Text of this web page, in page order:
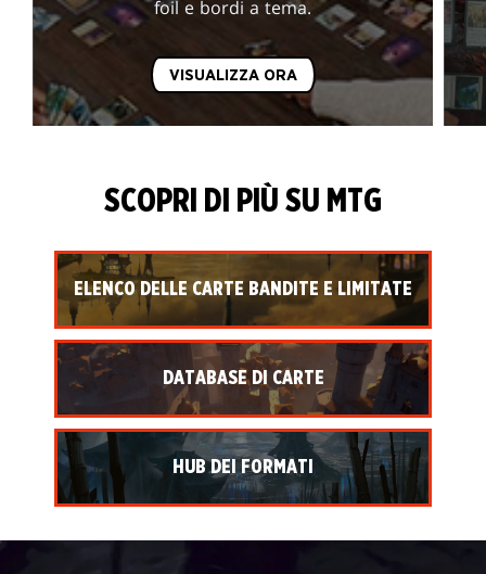
foil e bordi a tema.
VISUALIZZA ORA
SCOPRI DI PIÙ SU MTG
ELENCO DELLE CARTE BANDITE E LIMITATE
DATABASE DI CARTE
HUB DEI FORMATI